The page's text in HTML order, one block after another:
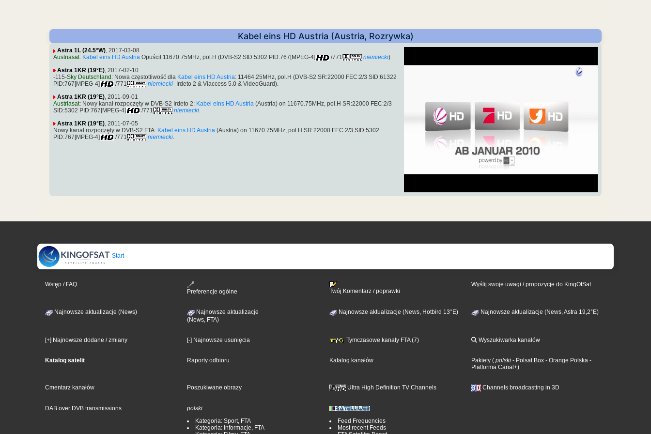
Kabel eins HD Austria (Austria, Rozrywka)
Astra 1L (24.5°W), 2017-03-08
Austriasat: Kabel eins HD Austria Opuścił 11670.75MHz, pol.H (DVB-S2 SID:5302 PID:767[MPEG-4] /771 niemiecki)
Astra 1KR (19°E), 2017-02-10
-115-Sky Deutschland : Nowa częstotliwość dla Kabel eins HD Austria: 11464.25MHz, pol.H (DVB-S2 SR:22000 FEC:2/3 SID:61322
PID:767[MPEG-4]
/771 niemiecki- Irdeto 2 & Viaccess 5.0 & VideoGuard).
Astra 1KR (19°E), 2011-09-01
Austriasat: Nowy kanał rozpoczęty w DVB-S2 Irdeto 2: Kabel eins HD Austria (Austria) on 11670.75MHz, pol.H SR:22000 FEC:2/3
SID:5302 PID:767[MPEG-4]
/771 niemiecki.
Astra 1KR (19°E) , 2011-07-05
Nowy kanał rozpoczęty w DVB-S2 FTA: Kabel eins HD Austria (Austria) on 11670.75MHz, pol.H SR:22000 FEC:2/3 SID:5302
PID:767[MPEG-4]
/771 niemiecki
Start
Wstęp / FAQ
Preferencje ogólne
Twój Komentarz / poprawki
Wyślij swoje uwagi / propozycje do KingOfSat
Najnowsze aktualizacje (News)
Najnowsze aktualizacje
(News, FTA)
Najnowsze aktualizacje (News, Hotbird 13°E) Najnowsze aktualizacje (News, Astra 19,2°E)
[+] Najnowsze dodane / zmiany [-] Najnowsze usunięcia Tymczasowe kanały FTA (7) Wyszukiwarka kanałów
Katalog satelit Raporty odbioru Katalog kanałów Pakiety ( polski - Polsat Box - Orange Polska -
Platforma Canal+)
Cmentarz kanałów Poszukiwane obrazy Ultra High Definition TV Channels Channels broadcasting in 3D
DAB over DVB transmissions
polski
Kategoria: Sport, FTA
Kategoria: Informacje, FTA
Feed Frequencies
Most recent Feeds